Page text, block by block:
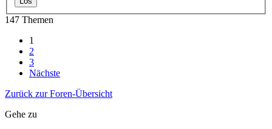
147 Themen
1
2
3
Nächste
Zurück zur Foren-Übersicht
Gehe zu